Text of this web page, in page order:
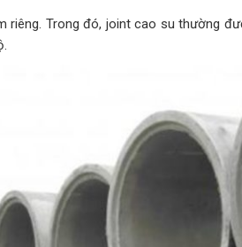
riêng. Trong đó, joint cao su thường